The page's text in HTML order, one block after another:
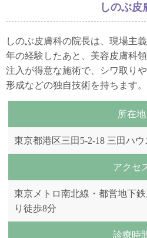
しのぶ皮
しのぶ皮膚科の院長は、現場主
年の経験したあと、美容皮膚科
注入が得意な施術で、シワ取り
形成などの独自技術を持ちます。
所在地
東京都港区三田5-2-18 三田ハウ
アクセ
東京メトロ南北線・都営地下
り徒歩8分
診療時